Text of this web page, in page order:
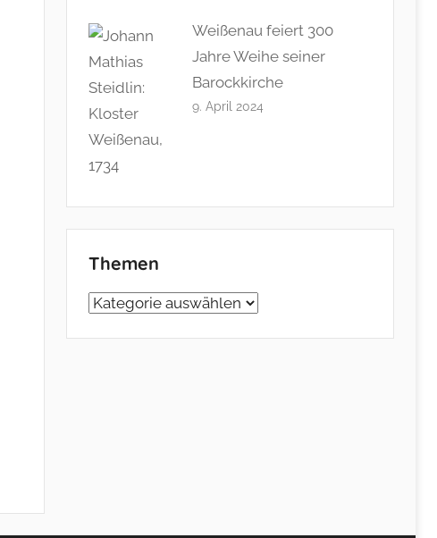
Weißenau feiert 300
Jahre Weihe seiner
Barockkirche
9. April 2024
Themen
Themen